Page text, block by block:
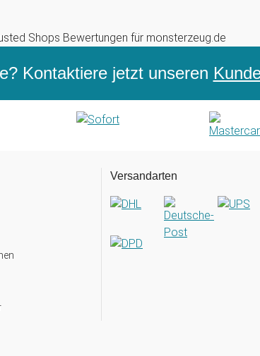
Kontaktiere jetzt unseren
Versandarten